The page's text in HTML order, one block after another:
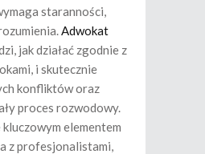
staranności,
Adwokat
jak działać zgodnie z
i skutecznie
konfliktów oraz
proces rozwodowy.
kluczowym elementem
z profesjonalistami,